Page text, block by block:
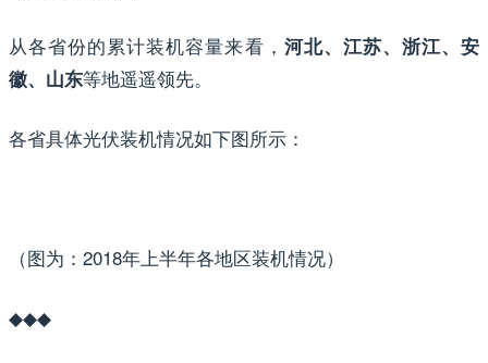
从各省份的累计装机容量来看， 河北、江苏、浙江、安
徽、山东等地遥遥领先。
各省具体光伏装机情况如下图所示：
（图为：2018年上半年各地区装机情况）
◆◆◆